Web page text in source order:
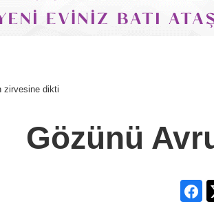
zirvesine dikti
Gözünü